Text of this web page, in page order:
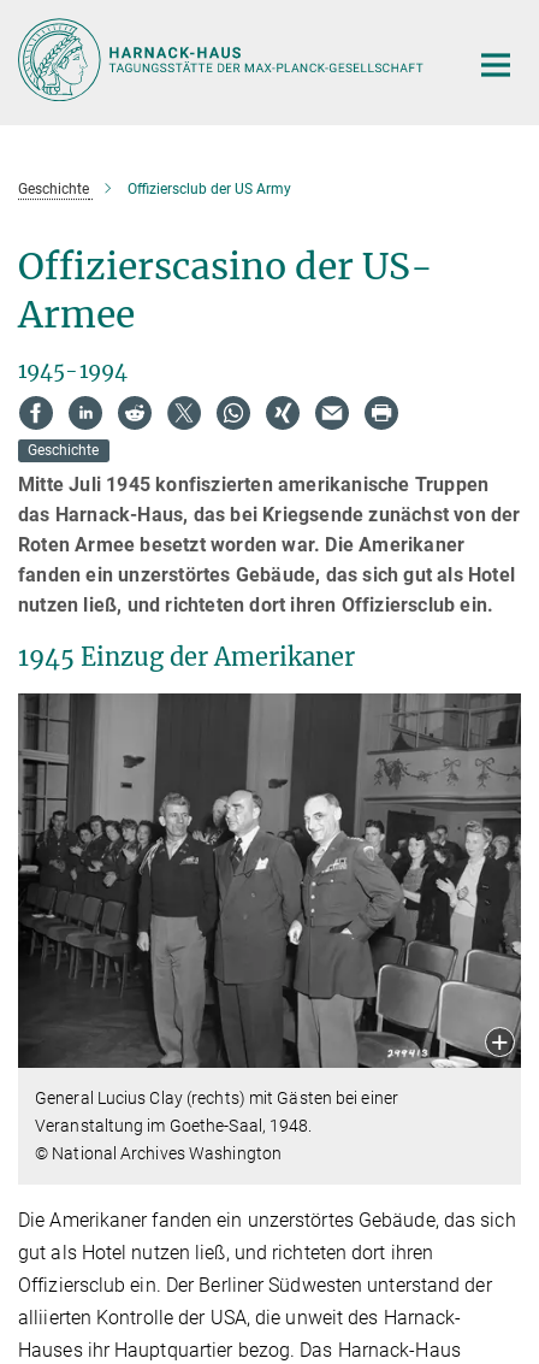
Hauptinhalt
Geschichte Offiziersclub der US Army
Offizierscasino der US-
Armee
1945-1994
Geschichte
Mitte Juli 1945 konfiszierten amerikanische Truppen
das Harnack-Haus, das bei Kriegsende zunächst von der
Roten Armee besetzt worden war. Die Amerikaner
fanden ein unzerstörtes Gebäude, das sich gut als Hotel
nutzen ließ, und richteten dort ihren Offiziersclub ein.
1945 Einzug der Amerikaner
General Lucius Clay (rechts) mit Gästen bei einer
Veranstaltung im Goethe-Saal, 1948.
© National Archives Washington
Die Amerikaner fanden ein unzerstörtes Gebäude, das sich
gut als Hotel nutzen ließ, und richteten dort ihren
Offiziersclub ein. Der Berliner Südwesten unterstand der
alliierten Kontrolle der USA, die unweit des Harnack-
Hauses ihr Hauptquartier bezog. Das Harnack-Haus